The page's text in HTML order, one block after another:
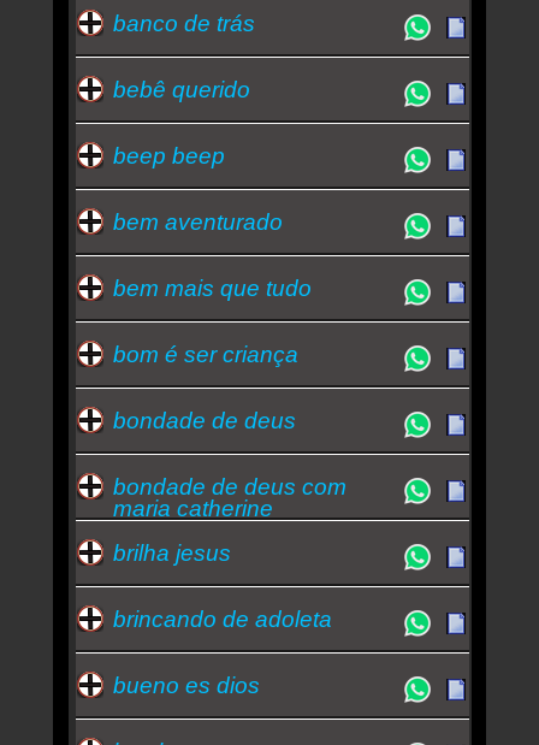
banco de trás
bebê querido
beep beep
bem aventurado
bem mais que tudo
bom é ser criança
bondade de deus
bondade de deus com
maria catherine
brilha jesus
brincando de adoleta
bueno es dios